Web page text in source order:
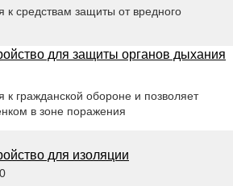
к средствам защиты от вредного
для защиты органов дыхания
к гражданской обороне и позволяет
в зоне поражения
для изоляции